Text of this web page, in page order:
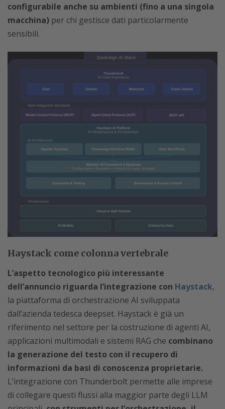
configurabile anche su ambienti (fino a una singola
macchina) per chi gestisce dati particolarmente
sensibili.
Haystack come colonna vertebrale
L’aspetto tecnologico più interessante
dell’annuncio riguarda l’integrazione con Haystack,
la piattaforma di orchestrazione AI sviluppata
dall’azienda tedesca deepset. Haystack è già un
riferimento nel settore per la costruzione di agenti AI,
applicazioni multimodali e sistemi RAG che combinano
la generazione del testo con il recupero di
informazioni da basi di conoscenza proprietarie.
L’integrazione con Thunderbolt permette alle imprese
di collegare questi flussi alla maggior parte degli LLM